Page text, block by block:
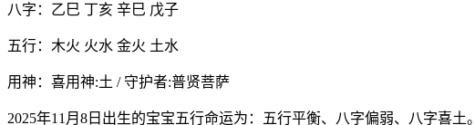
八字：乙巳 丁亥 辛巳 戊子
五行：木火 火水 金火 土水
用神：喜用神:土 / 守护者:普贤菩萨
2025年11月8日出生的宝宝五行命运为：五行平衡、八字偏弱、八字喜土。